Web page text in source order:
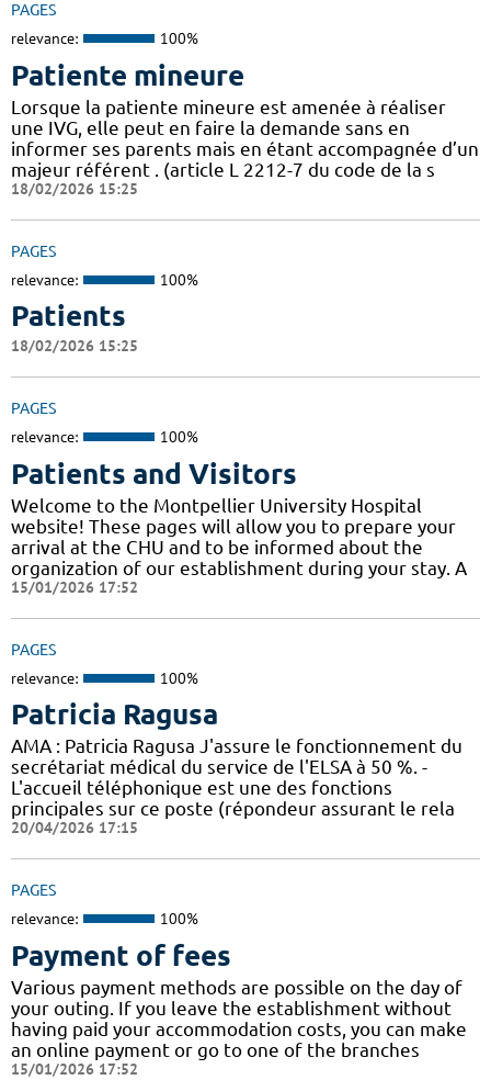
PAGES
relevance: 100%
Patiente mineure
Lorsque la patiente mineure est amenée à réaliser
une IVG, elle peut en faire la demande sans en
informer ses parents mais en étant accompagnée d’un
majeur référent . (article L 2212-7 du code de la s
18/02/2026 15:25
PAGES
relevance: 100%
Patients
18/02/2026 15:25
PAGES
relevance: 100%
Patients and Visitors
Welcome to the Montpellier University Hospital
website! These pages will allow you to prepare your
arrival at the CHU and to be informed about the
organization of our establishment during your stay. A
15/01/2026 17:52
PAGES
relevance: 100%
Patricia Ragusa
AMA : Patricia Ragusa J'assure le fonctionnement du
secrétariat médical du service de l'ELSA à 50 %. -
L'accueil téléphonique est une des fonctions
principales sur ce poste (répondeur assurant le rela
20/04/2026 17:15
PAGES
relevance: 100%
Payment of fees
Various payment methods are possible on the day of
your outing. If you leave the establishment without
having paid your accommodation costs, you can make
an online payment or go to one of the branches
15/01/2026 17:52